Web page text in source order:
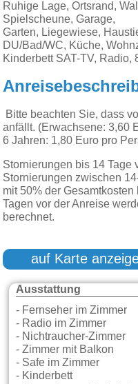
Ruhige Lage, Ortsrand,
Spielscheune, Garage,
Garten, Liegewiese,
DU/Bad/WC, Küche,
Kinderbett SAT-TV, Radio,
Bitte beachten Sie, dass
anfällt. (Erwachsene: 3,60
6 Jahren: 1,80 Euro pro
Stornierungen bis 14 Tage
Stornierungen zwischen
mit 50% der
Tagen vor der Anreise
berechnet.
auf Karte
Ausstattung
- Fernseher im Zimmer
- Radio im Zimmer
- Nichtraucher-Zimmer
- Zimmer mit Balkon
- Safe im Zimmer
- Kinderbett